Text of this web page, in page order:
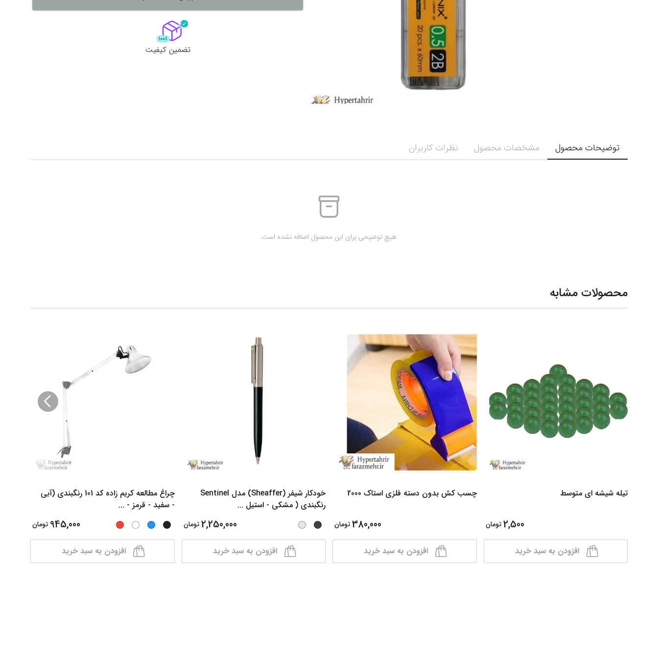
نمایش همه محصولات
تضمین کیفیت
توضیحات محصول مشخصات محصول نظرات کاربران
محصولات مشابه
تیله شیشه ای متوسط
2,500 تومان
افزودن به سبد خرید
چسب کش بدون دسته فلزی استاک 2000
380,000تومان
افزودن به سبد خرید
خودکار شیفر (Sheaffer) مدل Sentinel
رنگبندی ( مشکی - استیل ...
2,250,000 تومان
افزودن به سبد خرید
چراغ مطالعه کریم زاده کد 101 رنگبندی (آبی
- سفید - قرمز - ...
945,000 تومان
افزودن به سبد خرید